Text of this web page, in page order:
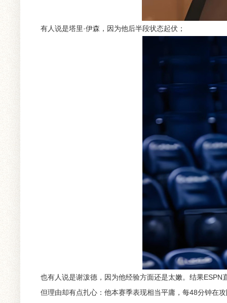
有人说是塔里·伊森，因为他后半段状态起伏；
也有人说是谢泼德，因为他经验方面还是太嫩。结果
但理由却有点扎心：他本赛季表现相当平庸，每48分钟在